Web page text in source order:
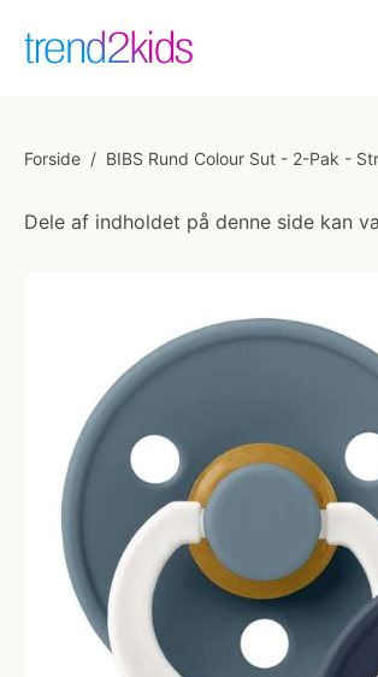
Forside / BIBS Rund Colour Sut - 2-Pak -
Dele af indholdet på denne side kan